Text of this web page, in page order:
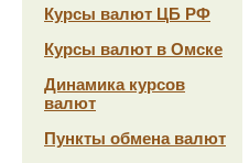
Курсы валют ЦБ РФ
Курсы валют в Омске
Динамика курсов
валют
Пункты обмена валют